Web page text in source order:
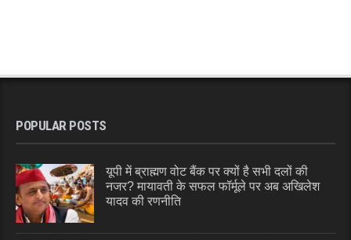
POPULAR POSTS
यूपी में ब्राह्मण वोट बैंक पर क्यों है सभी दलों की
नजर? मायावती के सफल फॉर्मूले पर अब अखिलेश
यादव की रणनीति